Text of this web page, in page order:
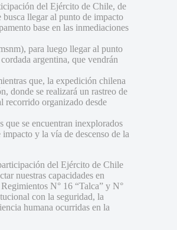
del Ejército de Chile, de
llegar al punto de impacto
base en las inmediaciones
para luego llegar al punto
argentina, que vendrán
que, la expedición chilena
donde se realizará un rastreo de
recorrido organizado desde
se encuentran inexplorados
y la vía de descenso de la
del Ejército de Chile
nuestras capacidades en
N° 16 “Talca” y N°
con la seguridad, la
humana ocurridas en la